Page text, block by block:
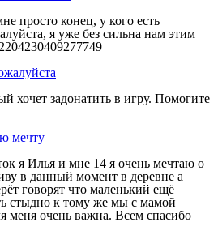
просто конец, у кого есть
я уже без сильна нам этим
хочет задонатить в игру. Помогите
мечту
я Илья и мне 14 я очень мечтаю о
в данный момент в деревне а
говорят что маленький ещё
стыдно к тому же мы с мамой
меня очень важна. Всем спасибо